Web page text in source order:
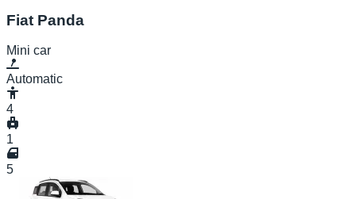
Fiat Panda
Mini car
Automatic
4
1
5